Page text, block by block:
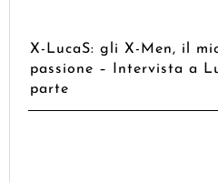
X-LucaS: gli X-Men, il
passione – Intervista a
parte